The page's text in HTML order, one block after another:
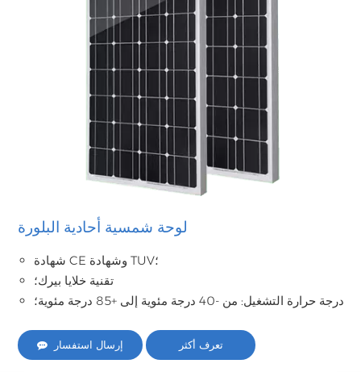
لوحة شمسية أحادية البلورة
شهادة CE وشهادة TUV؛
تقنية خلايا بيرك؛
درجة حرارة التشغيل: من -40 درجة مئوية إلى +85 درجة مئوية؛
إرسال استفسار تعرف أكثر